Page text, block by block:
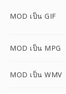
MOD เป็น GIF
MOD เป็น MPG
MOD เป็น WMV